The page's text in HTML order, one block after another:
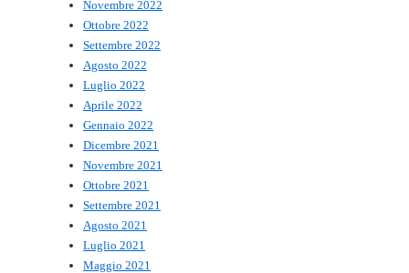
Novembre 2022
Ottobre 2022
Settembre 2022
Agosto 2022
Luglio 2022
Aprile 2022
Gennaio 2022
Dicembre 2021
Novembre 2021
Ottobre 2021
Settembre 2021
Agosto 2021
Luglio 2021
Maggio 2021